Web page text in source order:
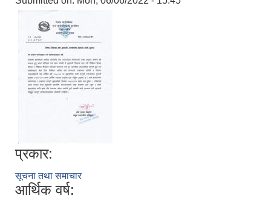
प्रकार:
सूचना तथा समाचार
आर्थिक वर्ष: